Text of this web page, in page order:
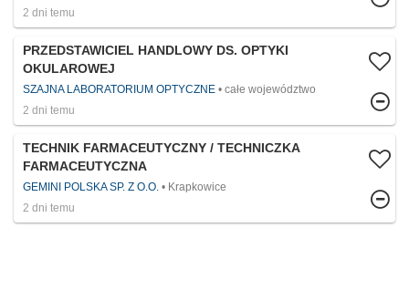
2 dni temu
PRZEDSTAWICIEL HANDLOWY DS. OPTYKI
OKULAROWEJ
SZAJNA LABORATORIUM OPTYCZNE
całe województwo
2 dni temu
TECHNIK FARMACEUTYCZNY / TECHNICZKA
FARMACEUTYCZNA
GEMINI POLSKA SP. Z O.O.
Krapkowice
2 dni temu